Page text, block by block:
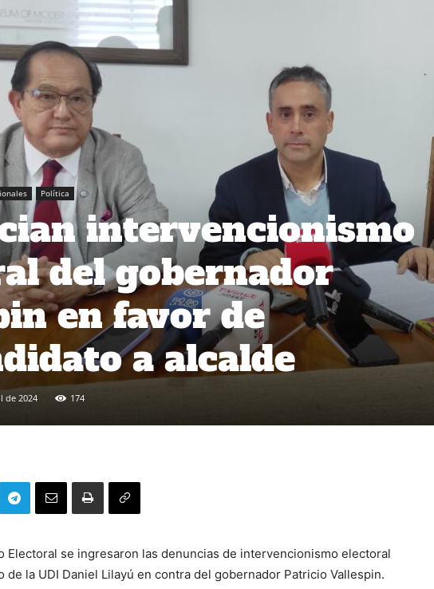
Política
intervencionismo
del gobernador
en favor de
a alcalde
de 2024 174
Electoral se ingresaron las denuncias de intervencionismo electoral
la UDI Daniel Lilayú en contra del gobernador Patricio Vallespin.